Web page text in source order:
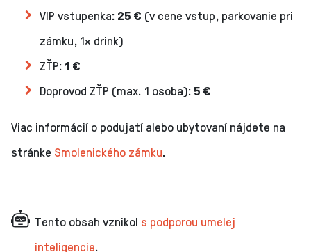
VIP vstupenka: 25 € (v cene vstup, parkovanie pri
zámku, 1× drink)
ZŤP:1 €
Doprovod ZŤP (max. 1 osoba): 5 €
Viac informácií o podujatí alebo ubytovaní nájdete na
stránke Smolenického zámku.
Tento obsah vznikol s podporou umelej
inteligencie.